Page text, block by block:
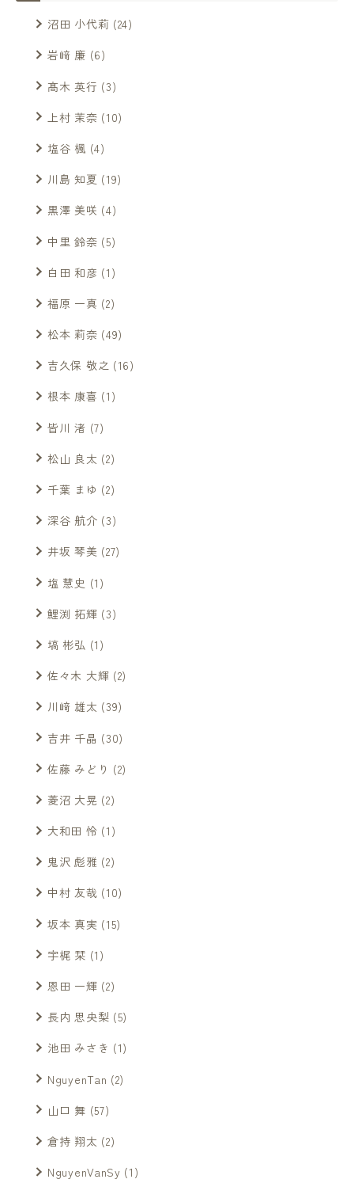
沼田 小代莉 (24)
岩﨑 廉 (6)
髙木 英行 (3)
上村 茉奈 (10)
塩谷 楓 (4)
川島 知夏 (19)
黒澤 美咲 (4)
中里 鈴奈 (5)
白田 和彦 (1)
福原 一真 (2)
松本 莉奈 (49)
吉久保 敬之 (16)
根本 康喜 (1)
皆川 渚 (7)
松山 良太 (2)
千葉 まゆ (2)
深谷 航介 (3)
井坂 琴美 (27)
塩 慧史 (1)
鯉渕 拓輝 (3)
塙 彬弘 (1)
佐々木 大輝 (2)
川﨑 雄太 (39)
吉井 千晶 (30)
佐藤 みどり (2)
菱沼 大晃 (2)
大和田 怜 (1)
鬼沢 彪雅 (2)
中村 友哉 (10)
坂本 真実 (15)
宇梶 栞 (1)
恩田 一輝 (2)
長内 思央梨 (5)
池田 みさき (1)
NguyenTan (2)
山口 舞 (57)
倉持 翔太 (2)
NguyenVanSy (1)